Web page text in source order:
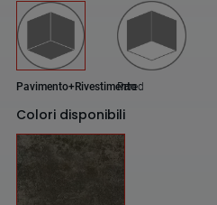
Pavimento+Rivestimento
Pared
Colori disponibili